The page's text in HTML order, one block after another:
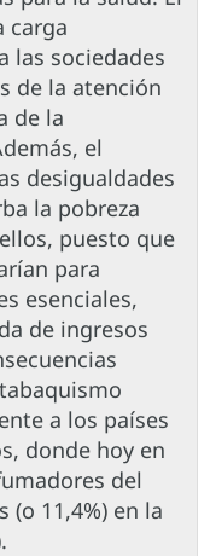
carga
las sociedades
de la atención
de la
el
desigualdades
la pobreza
puesto que
para
esenciales,
de ingresos
a los países
donde hoy en
del
11,4%) en la